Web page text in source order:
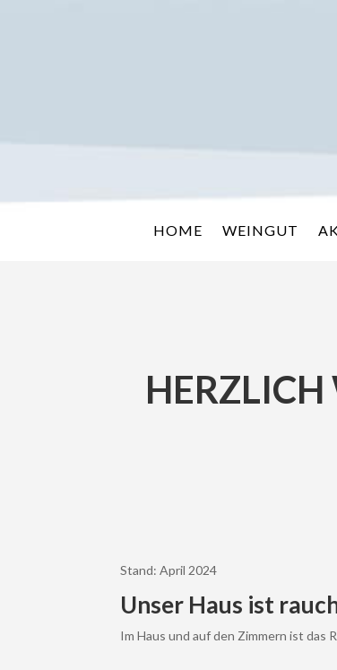
HOME WEINGUT
Stand: April 2024
Unser Haus ist
Im Haus und auf den Zimmern ist